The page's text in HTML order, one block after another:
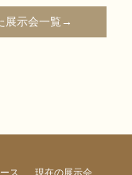
展示会一覧→